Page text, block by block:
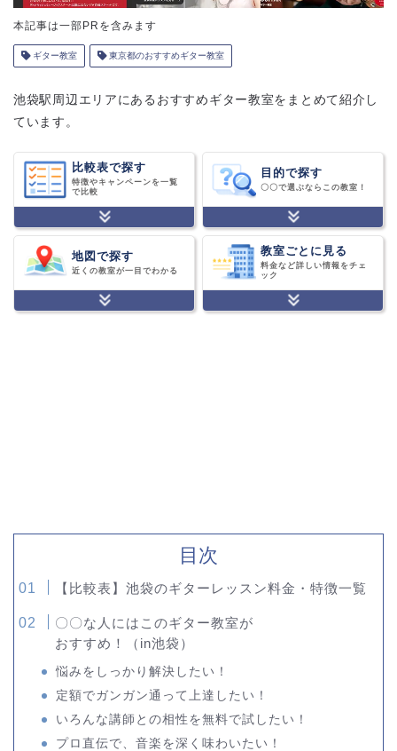
本記事は一部PRを含みます
ギター教室 東京都のおすすめギター教室
池袋駅周辺エリアにあるおすすめギター教室をまとめて紹介し
ています。
比較表で探す
特徴やキャンペーンを一覧
で比較
目的で探す
〇〇で選ぶならこの教室！
地図で探す
近くの教室が一目でわかる
教室ごとに見る
料金など詳しい情報をチェ
ック
目次
【比較表】池袋のギターレッスン料金・特徴一覧
〇〇な人にはこのギター教室が
おすすめ！（in池袋）
悩みをしっかり解決したい！
定額でガンガン通って上達したい！
いろんな講師との相性を無料で試したい！
プロ直伝で、音楽を深く味わいたい！